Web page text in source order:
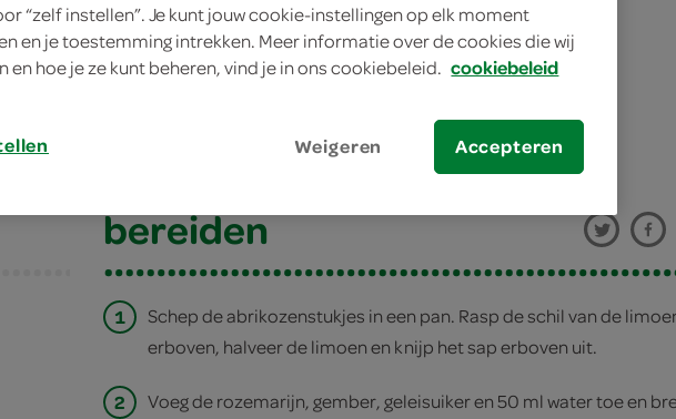
met rozemarijn
met rozemarijn
bereiden
1
Schep de abrikozenstukjes in een pan. Rasp de schil van de
erboven, halveer de limoen en knijp het sap erboven uit.
2
Voeg de rozemarijn, gember, geleisuiker en 50 ml water toe en
“zelf instellen”. Je kunt jouw cookie-instellingen op elk moment
en je toestemming intrekken. Meer informatie over de cookies die wij
en hoe je ze kunt beheren, vind je in ons cookiebeleid. cookiebeleid
Weigeren Accepteren